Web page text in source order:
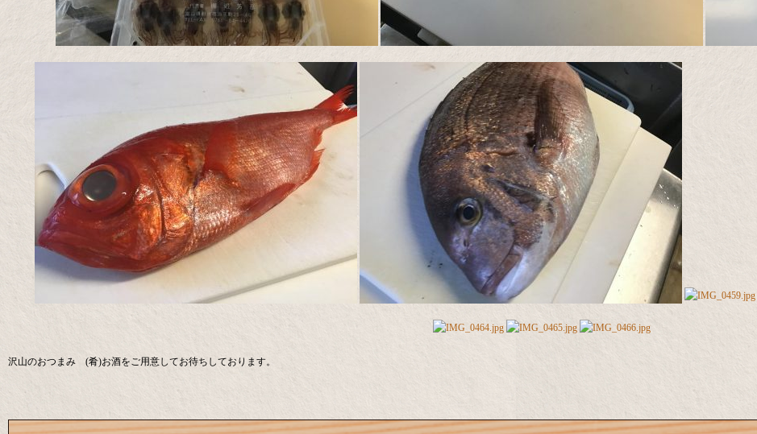
沢山のおつまみ (肴)お酒をご用意してお待ちしております。